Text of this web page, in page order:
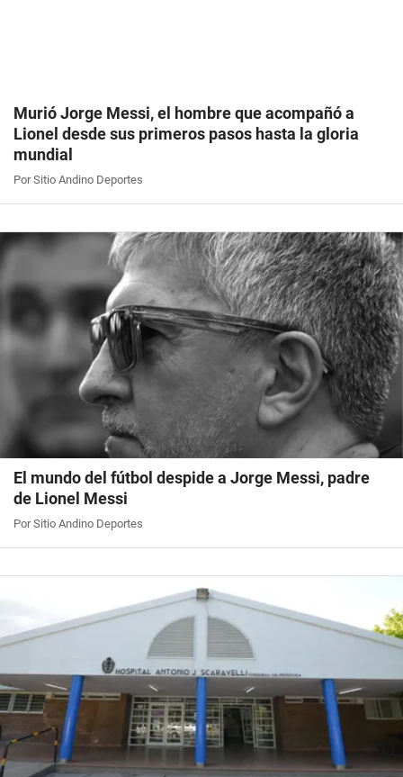
Murió Jorge Messi, el hombre que acompañó a
Lionel desde sus primeros pasos hasta la gloria
mundial
Por Sitio Andino Deportes
El mundo del fútbol despide a Jorge Messi, padre
de Lionel Messi
Por Sitio Andino Deportes